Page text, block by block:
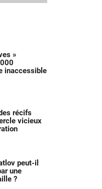
»
inaccessible
récifs
vicieux
peut-il
une
?